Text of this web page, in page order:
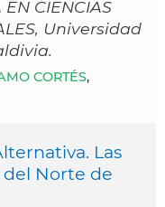
CIENCIAS
Universidad
CORTÉS,
Las
Norte de